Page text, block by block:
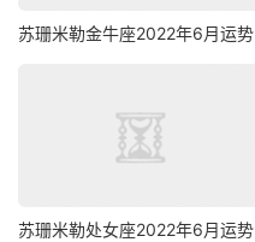
苏珊米勒金牛座2022年6月运势
苏珊米勒处女座2022年6月运势